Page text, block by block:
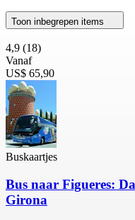
Toon inbegrepen items
4,9 (18)
Vanaf
US$ 65,90
Buskaartjes
Bus naar Figueres:
Girona